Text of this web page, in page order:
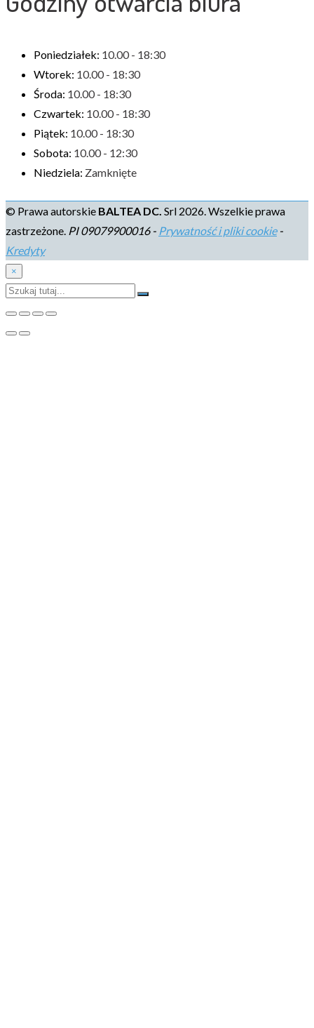
Poniedziałek: 10.00 - 18:30
Wtorek: 10.00 - 18:30
Środa: 10.00 - 18:30
Czwartek: 10.00 - 18:30
Piątek: 10.00 - 18:30
Sobota: 10.00 - 12:30
Niedziela: Zamknięte
© Prawa autorskie BALTEA DC. Srl 2026. Wszelkie prawa
zastrzeżone. PI 09079900016 - Prywatność i pliki cookie-
Kredyty
×